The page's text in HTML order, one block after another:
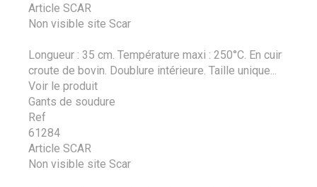
Article SCAR
Non visible site Scar
Longueur : 35 cm. Température maxi : 250°C. En cuir
croute de bovin. Doublure intérieure. Taille unique...
Voir le produit
Gants de soudure
Ref
61284
Article SCAR
Non visible site Scar